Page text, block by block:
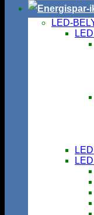
LED-